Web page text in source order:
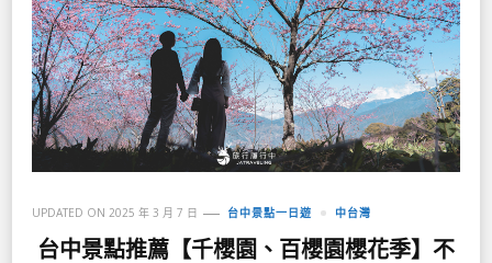
UPDATED ON 2025 年 3 月 7 日 台中景點一日遊 中台灣
台中景點推薦【千櫻園、百櫻園櫻花季】不